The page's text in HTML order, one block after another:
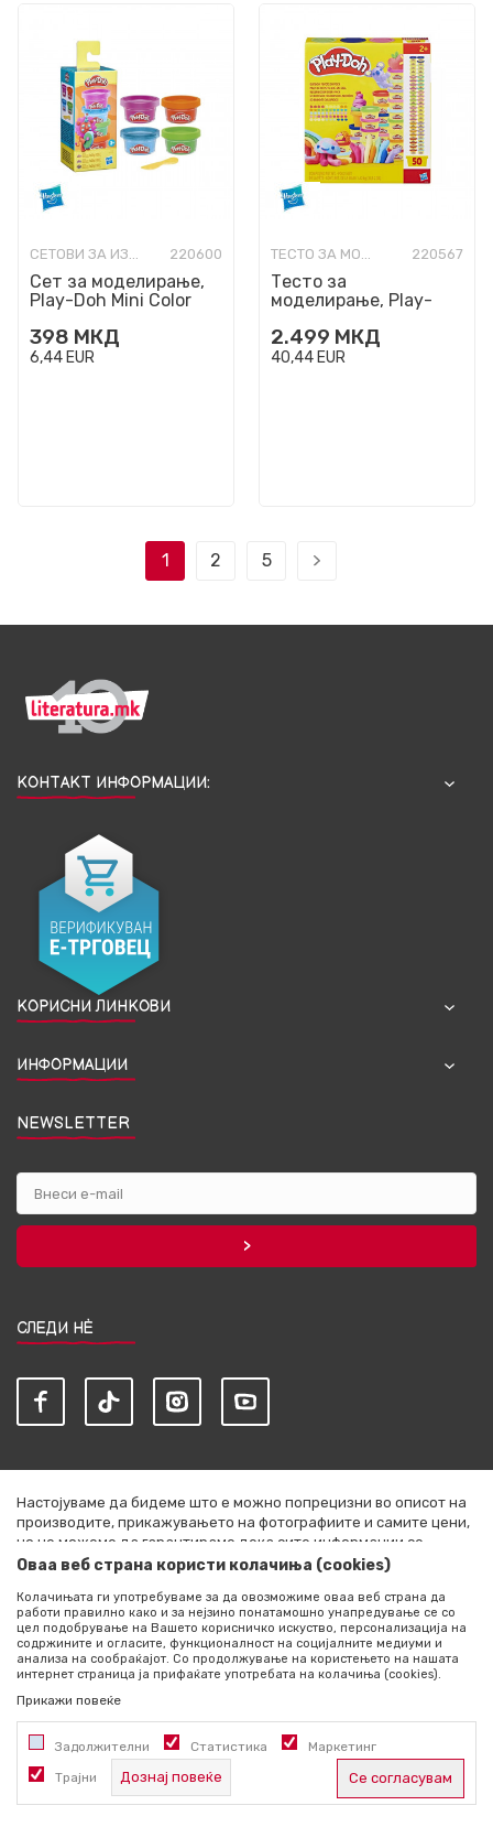
СЕТОВИ ЗА ИЗРАБОТКА 220600
Сет за моделирање,
Play-Doh Mini Color
Theme 1
398 МКД
6,44 EUR
ТЕСТО ЗА МОДЕЛИРАЊЕ 220567
Тесто за
моделирање, Play-
2.499 МКД
40,44 EUR
1 2 5
КОНТАКТ ИНФОРМАЦИИ:
КОРИСНИ ЛИНКОВИ
ИНФОРМАЦИИ
NEWSLETTER
СЛЕДИ НЀ
Настојуваме да бидеме што е можно попрецизни во описот на
производите, прикажувањето на фотографиите и самите цени,
но не можеме да гарантираме дека сите информации се
комплетни и без грешки. Сите артикли прикажани на сајтот се
секој момент. Расположливоста на производите можете да ја
проверите со повик на +389 76 444 490
©2026 literatura.mk, Изработено одNB SOFT. Сите права
задржани.
Оваа веб страна користи колачиња (cookies)
Колачињата ги употребуваме за да овозможиме оваа веб страна да
работи правилно како и за нејзино понатамошно унапредување се со
цел подобрување на Вашето корисничко искуство, персонализација на
содржините и огласите, функционалност на социјалните медиуми и
анализа на сообраќајот. Со продолжување на користењето на нашата
интернет страница ја прифаќате употребата на колачиња (cookies).
Прикажи повеќе
Задолжителни Статистика Маркетинг
Трајни Дознај повеќе Се согласувам